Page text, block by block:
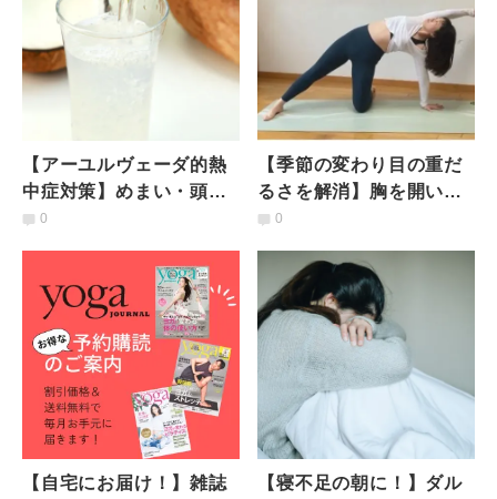
【アーユルヴェーダ的熱
中症対策】めまい・頭
痛・だるさを軽減！脱水
0
【季節の変わり目の重だ
るさを解消】胸を開いて
心身の活力をアップ「半
0
【自宅にお届け！】雑誌 【寝不足の朝に！】ダル